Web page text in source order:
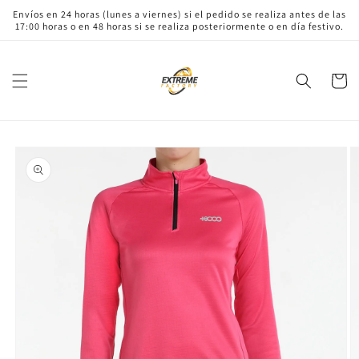
directamente
al contenido
Envíos en 24 horas (lunes a viernes) si el pedido se realiza antes de las
17:00 horas o en 48 horas si se realiza posteriormente o en día festivo.
Carrito
a la
información